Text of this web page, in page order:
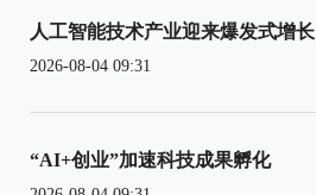
人工智能技术产业迎来爆发式增长
2026-08-04 09:31
“AI+创业”加速科技成果孵化